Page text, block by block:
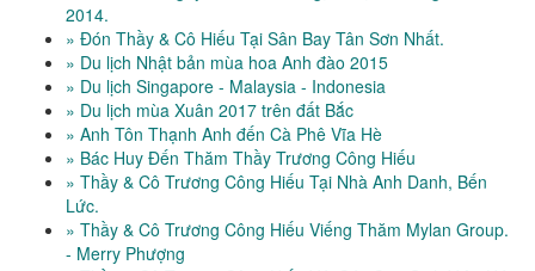
2014.
» Đón Thầy & Cô Hiếu Tại Sân Bay Tân Sơn Nhất.
» Du lịch Nhật bản mùa hoa Anh đào 2015
» Du lịch Singapore - Malaysia - Indonesia
» Du lịch mùa Xuân 2017 trên đất Bắc
» Anh Tôn Thạnh Anh đến Cà Phê Vĩa Hè
» Bác Huy Đến Thăm Thầy Trương Công Hiếu
» Thầy & Cô Trương Công Hiếu Tại Nhà Anh Danh, Bến
Lức.
» Thầy & Cô Trương Công Hiếu Viếng Thăm Mylan Group.
- Merry Phượng